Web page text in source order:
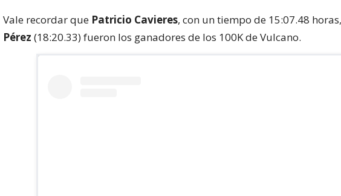
Vale recordar que Patricio Cavieres, con un tiempo de 15:07.48
Pérez (18:20.33) fueron los ganadores de los 100K de Vulcano.